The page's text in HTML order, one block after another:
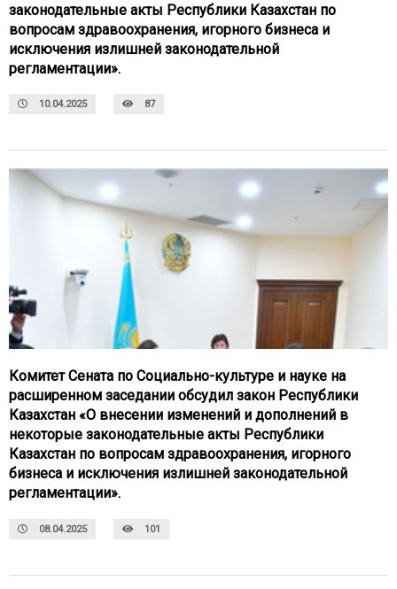
законодательные акты Республики Казахстан по
вопросам здравоохранения, игорного бизнеса и
исключения излишней законодательной
регламентации».
10.04.2025 87
Комитет Сената по Социально-культуре и науке на
расширенном заседании обсудил закон Республики
Казахстан «О внесении изменений и дополнений в
некоторые законодательные акты Республики
Казахстан по вопросам здравоохранения, игорного
бизнеса и исключения излишней законодательной
регламентации».
08.04.2025 101